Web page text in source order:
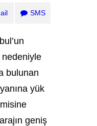
SMS
nedeniyle
bulunan
yük
geniş